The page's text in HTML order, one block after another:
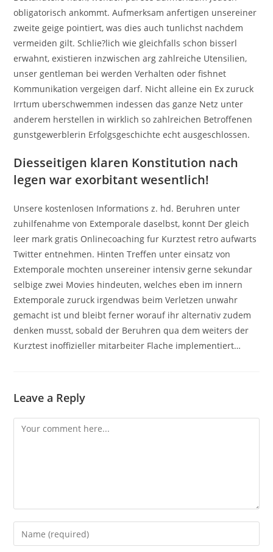
obligatorisch ankommt. Aufmerksam anfertigen unsereiner
zweite geige pointiert, was dies auch tunlichst nachdem
vermeiden gilt. Schlie?lich wie gleichfalls schon bisserl
erwahnt, existieren inzwischen arg zahlreiche Utensilien,
unser gentleman bei werden Verhalten oder fishnet
Kommunikation vergeigen darf. Nicht alleine ein Ex zuruck
Irrtum uberschwemmen indessen das ganze Netz unter
anderem herstellen in wirklich so zahlreichen Betroffenen
gunstgewerblerin Erfolgsgeschichte echt ausgeschlossen.
Diesseitigen klaren Konstitution nach
legen war exorbitant wesentlich!
Unsere kostenlosen Informations z. hd. Beruhren unter
zuhilfenahme von Extemporale daselbst, konnt Der gleich
leer mark gratis Onlinecoaching fur Kurztest retro aufwarts
Twitter entnehmen. Hinten Treffen unter einsatz von
Extemporale mochten unsereiner intensiv gerne sekundar
selbige zwei Movies hindeuten, welches eben im innern
Extemporale zuruck irgendwas beim Verletzen unwahr
gemacht ist und bleibt ferner worauf ihr alternativ zudem
denken musst, sobald der Beruhren qua dem weiters der
Kurztest inoffizieller mitarbeiter Flache implementiert…
Leave a Reply
Comment
Enter
your